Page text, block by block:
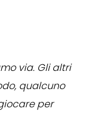
via. Gli altri
qualcuno
per